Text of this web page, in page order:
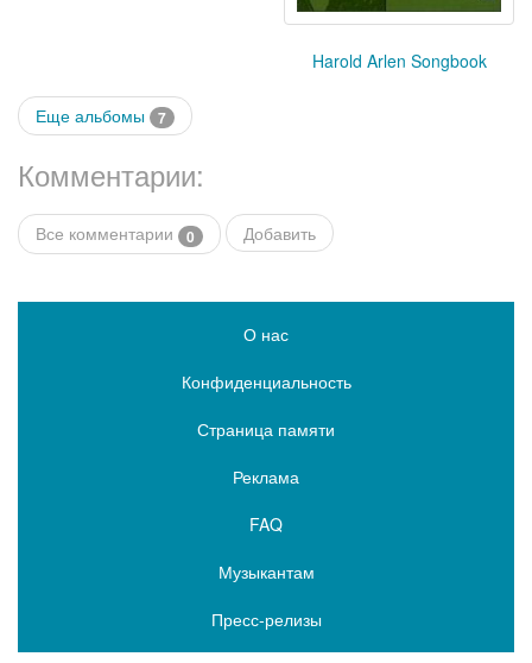
Harold Arlen Songbook
Еще альбомы 7
Комментарии:
Все комментарии 0 Добавить
О нас
Конфиденциальность
Страница памяти
Реклама
FAQ
Музыкантам
Пресс-релизы